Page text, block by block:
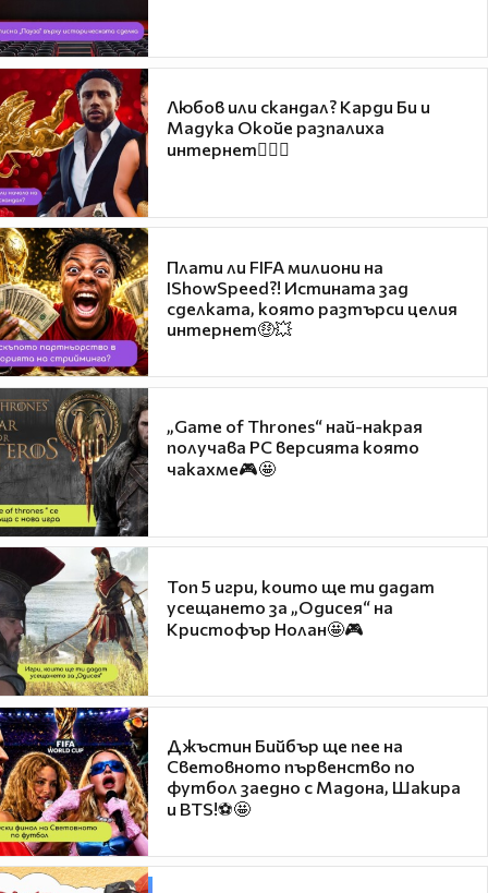
Любов или скандал? Карди Би и
Мадука Окойе разпалиха
интернет❤️‍🔥🔥
Плати ли FIFA милиони на
IShowSpeed?! Истината зад
сделката, която разтърси целия
интернет🤑💥
„Game of Thrones“ най-накрая
получава PC версията която
чакахме🎮🤩
Топ 5 игри, които ще ти дадат
усещането за „Одисея“ на
Кристофър Нолан🤩🎮
Джъстин Бийбър ще пее на
Световното първенство по
футбол заедно с Мадона, Шакира
и BTS!⚽🤩